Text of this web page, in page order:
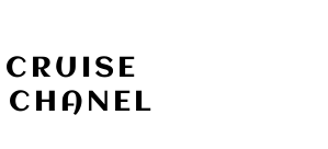
CHANEL